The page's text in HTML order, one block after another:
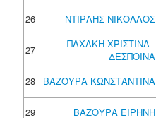
26
ΝΤΙΡΛΗΣ ΝΙΚΟΛΑΟΣ
27
ΠΑΧΑΚΗ ΧΡΙΣΤΙΝΑ -
ΔΕΣΠΟΙΝΑ
28
ΒΑΖΟΥΡΑ ΚΩΝΣΤΑΝΤΙΝΑ
29
ΒΑΖΟΥΡΑ ΕΙΡΗΝΗ